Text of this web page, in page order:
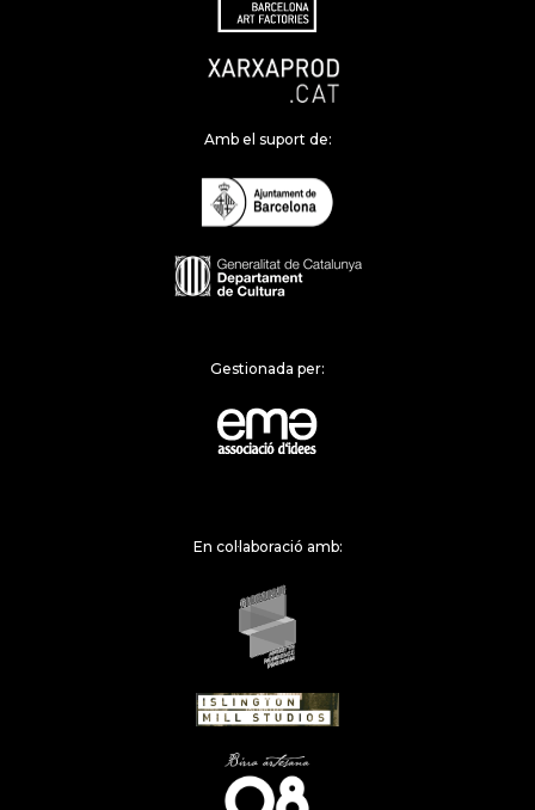
Amb el suport de:
Gestionada per:
En col·laboració amb: